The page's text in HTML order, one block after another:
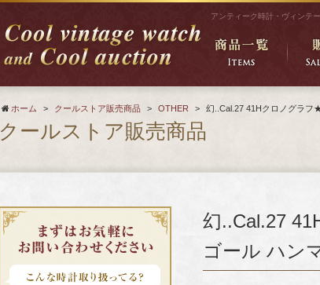
アンティーク時計・ヴィンテ
ホーム > クールストア販売商品 > OTHER > 幻..Cal.27 41Hクロノグラ
クールストア販売商品
幻..Cal.27
ゴール ハン